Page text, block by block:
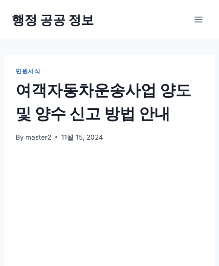
행정 공공 정보
민원서식
여객자동차운송사업 양도
및 양수 신고 방법 안내
By master2 11월 15, 2024